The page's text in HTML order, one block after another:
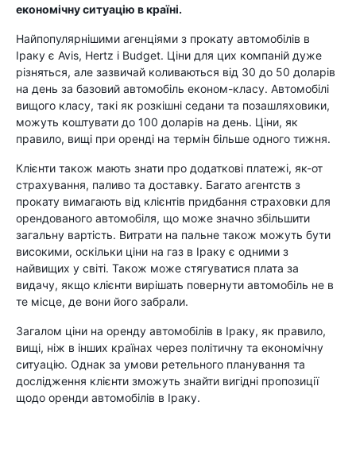
економічну ситуацію в країні.
Найпопулярнішими агенціями з прокату автомобілів в
Іраку є Avis, Hertz і Budget. Ціни для цих компаній дуже
різняться, але зазвичай коливаються від 30 до 50 доларів
на день за базовий автомобіль економ-класу. Автомобілі
вищого класу, такі як розкішні седани та позашляховики,
можуть коштувати до 100 доларів на день. Ціни, як
правило, вищі при оренді на термін більше одного тижня.
Клієнти також мають знати про додаткові платежі, як-от
страхування, паливо та доставку. Багато агентств з
прокату вимагають від клієнтів придбання страховки для
орендованого автомобіля, що може значно збільшити
загальну вартість. Витрати на пальне також можуть бути
високими, оскільки ціни на газ в Іраку є одними з
найвищих у світі. Також може стягуватися плата за
видачу, якщо клієнти вирішать повернути автомобіль не в
те місце, де вони його забрали.
Загалом ціни на оренду автомобілів в Іраку, як правило,
вищі, ніж в інших країнах через політичну та економічну
ситуацію. Однак за умови ретельного планування та
дослідження клієнти зможуть знайти вигідні пропозиції
щодо оренди автомобілів в Іраку.